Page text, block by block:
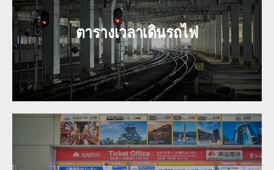
ตารางเวลาเดินรถไฟ